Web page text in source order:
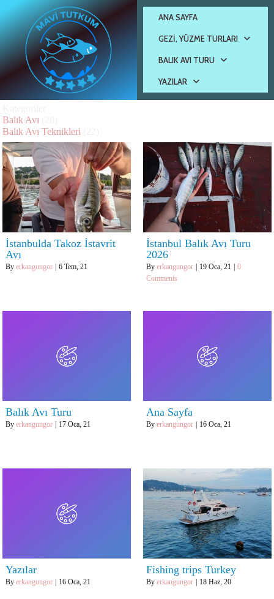
ANA SAYFA
GEZI, YÜZME TURLARI
BALIK AVI TURU
YAZILAR
Balık Avı
Balık Avı Teknikleri
İstanbulda Takoz İstavrit
Avı
By erkangungor | 6 Tem, 21
İstanbul Balık Avı Turu
2026
By erkangungor | 19 Oca, 21 | 0
Comments
Balık Avı Turu
By erkangungor | 17 Oca, 21
Ana Sayfa
By erkangungor | 16 Oca, 21
Yazılar
By erkangungor | 16 Oca, 21
Fishing trips Turkey
By erkangungor | 18 Haz, 20